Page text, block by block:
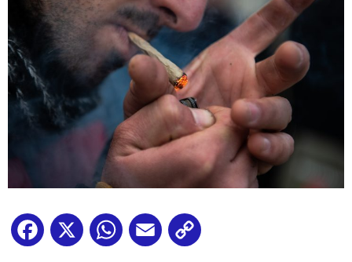
Facebook
X WhatsApp
Email